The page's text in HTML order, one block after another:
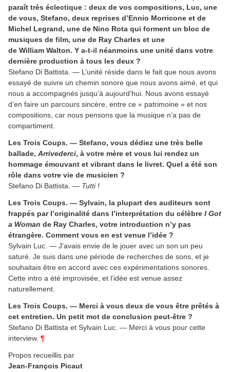
paraît très éclectique : deux de vos compositions, Luc, une
de vous, Stefano, deux reprises d’Ennio Morricone et de
Michel Legrand, une de Nino Rota qui forment un bloc de
musiques de film, une de Ray Charles et une
de William Walton. Y a-t-il néanmoins une unité dans votre
dernière production à tous les deux ?
Stefano Di Battista. — L’unité réside dans le fait que nous avons
essayé de suivre un chemin sonore que nous avons aimé, et qui
nous a accompagnés jusqu’à aujourd’hui. Nous avons essayé
d’en faire un parcours sincère, entre ce « patrimoine » et nos
compositions, car nous pensons que la musique n’a pas de
compartiment.
Les Trois Coups. — Stefano, vous dédiez une très belle
ballade, Arrivederci, à votre mère et vous lui rendez un
hommage émouvant et vibrant dans le livret. Quel a été son
rôle dans votre vie de musicien ?
Stefano Di Battista. — Tutti !
Les Trois Coups. — Sylvain, la plupart des auditeurs sont
frappés par l’originalité dans l’interprétation du célèbre I Got
a Woman de Ray Charles, votre introduction n’y pas
étrangère. Comment vous en est venue l’idée ?
Sylvain Luc. — J’avais envie de le jouer avec un son un peu
saturé. Je suis dans une période de recherches de sons, et je
souhaitais être en accord avec ces expérimentations sonores.
Cette intro a été improvisée, et l’idée est venue assez
naturellement.
Les Trois Coups. — Merci à vous deux de vous être prêtés à
cet entretien. Un petit mot de conclusion peut-être ?
Stefano Di Battista et Sylvain Luc. — Merci à vous pour cette
interview. ¶
Propos recueillis par
Jean-François Picaut